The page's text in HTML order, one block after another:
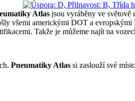
Atlasjsou vyráběny ve světově
všemi americkými DOT a evropskými
Takže je můžeme najít na
Pneumatiky Atlas si zaslouží své